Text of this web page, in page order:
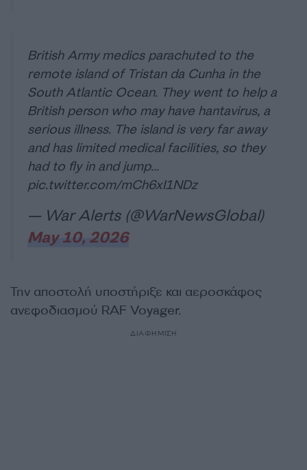
British Army medics parachuted to the
remote island of Tristan da Cunha in the
South Atlantic Ocean. They went to help a
British person who may have hantavirus, a
serious illness. The island is very far away
and has limited medical facilities, so they
had to fly in and jump…
pic.twitter.com/mCh6xI1NDz
— War Alerts (@WarNewsGlobal)
May 10, 2026
Την αποστολή υποστήριξε και αεροσκάφος
ανεφοδιασμού RAF Voyager.
ΔΙΑΦΗΜΙΣΗ